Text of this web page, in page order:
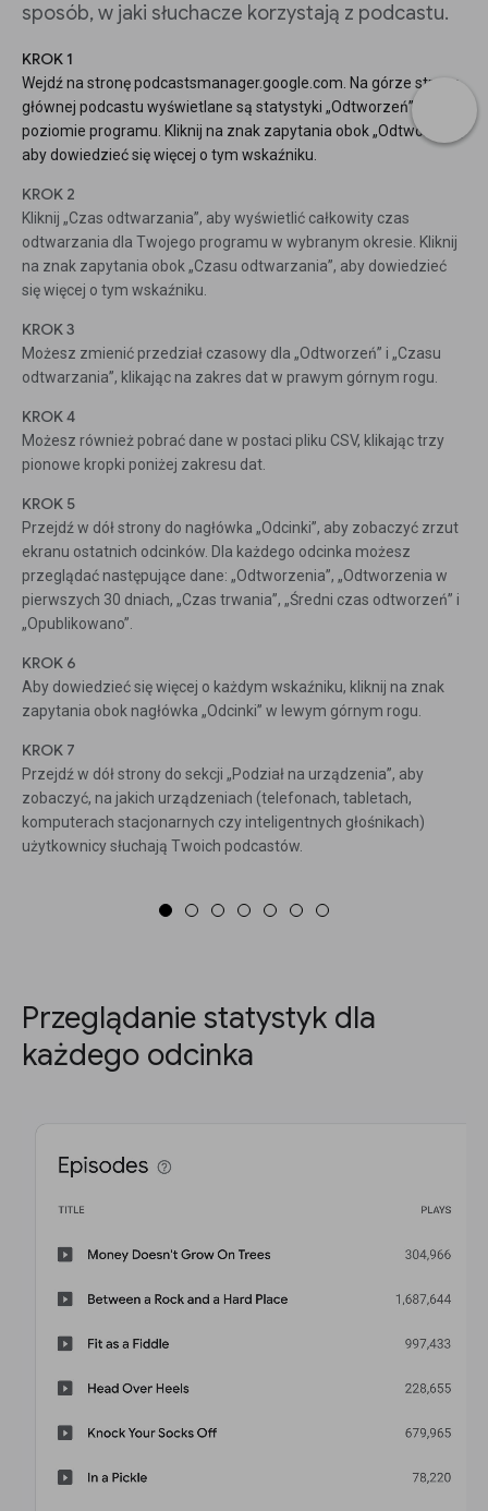
sposób, w jaki słuchacze korzystają z podcastu.
KROK 1
Wejdź na stronę podcastsmanager.google.com. Na górze strony
głównej podcastu wyświetlane są statystyki „Odtworzeń” na
poziomie programu. Kliknij na znak zapytania obok „Odtworzeń”,
aby dowiedzieć się więcej o tym wskaźniku.
KROK 2
Kliknij „Czas odtwarzania”, aby wyświetlić całkowity czas
odtwarzania dla Twojego programu w wybranym okresie. Kliknij
na znak zapytania obok „Czasu odtwarzania”, aby dowiedzieć
się więcej o tym wskaźniku.
KROK 3
Możesz zmienić przedział czasowy dla „Odtworzeń” i „Czasu
odtwarzania”, klikając na zakres dat w prawym górnym rogu.
KROK 4
Możesz również pobrać dane w postaci pliku CSV, klikając trzy
pionowe kropki poniżej zakresu dat.
KROK 5
Przejdź w dół strony do nagłówka „Odcinki”, aby zobaczyć zrzut
ekranu ostatnich odcinków. Dla każdego odcinka możesz
przeglądać następujące dane: „Odtworzenia”, „Odtworzenia w
pierwszych 30 dniach, „Czas trwania”, „Średni czas odtworzeń” i
„Opublikowano”.
KROK 6
Aby dowiedzieć się więcej o każdym wskaźniku, kliknij na znak
zapytania obok nagłówka „Odcinki” w lewym górnym rogu.
KROK 7
Przejdź w dół strony do sekcji „Podział na urządzenia”, aby
zobaczyć, na jakich urządzeniach (telefonach, tabletach,
komputerach stacjonarnych czy inteligentnych głośnikach)
użytkownicy słuchają Twoich podcastów.
Przeglądanie statystyk dla
każdego odcinka